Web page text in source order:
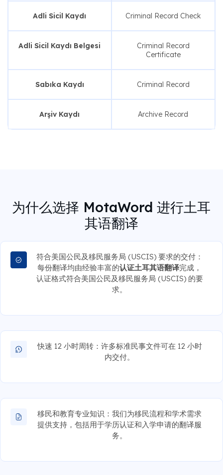
Adli Sicil Kaydı Criminal Record Check
Adli Sicil Kaydı Belgesi
Criminal Record
Certificate
Sabıka Kaydı Criminal Record
Arşiv Kaydı Archive Record
为什么选择 MotaWord 进行土耳
其语翻译
符合美国公民及移民服务局 (USCIS) 要求的交付：
每份翻译均由经验丰富的认证土耳其语翻译完成，
认证格式符合美国公民及移民服务局 (USCIS) 的要
求。
快速 12 小时周转：许多标准民事文件可在 12 小时
内交付。
移民和教育专业知识：我们为移民流程和学术需求
提供支持，包括用于学历认证和入学申请的翻译服
务。